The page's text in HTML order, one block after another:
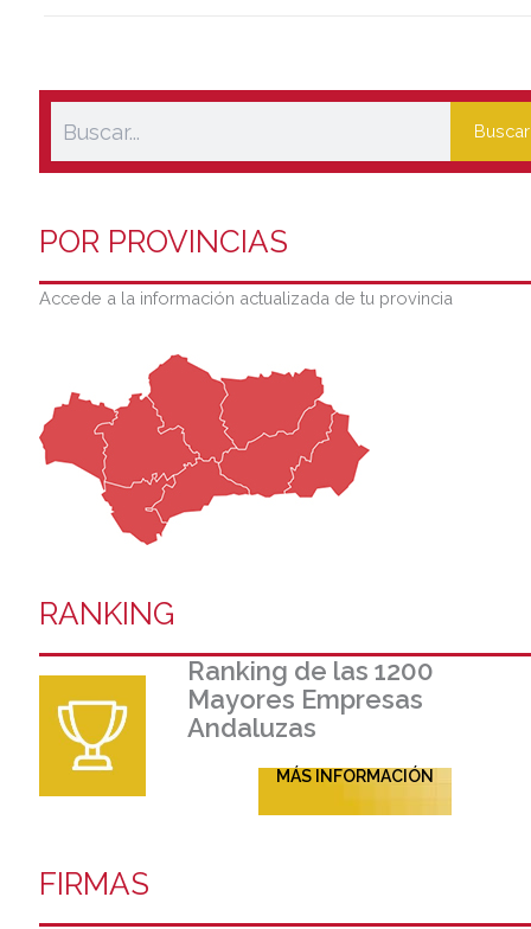
Buscar
POR PROVINCIAS
Accede a la información actualizada de tu provincia
RANKING
Ranking de las 1200
Mayores Empresas
Andaluzas
MÁS INFORMACIÓN
FIRMAS